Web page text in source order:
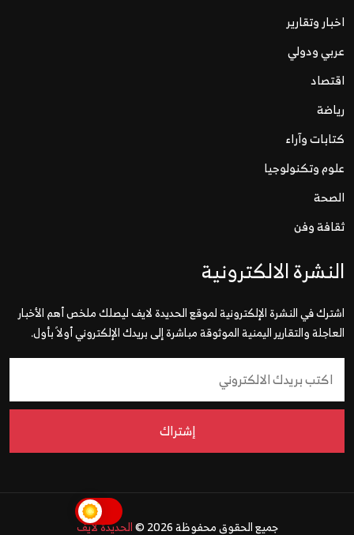
اخبار وتقارير
عربي ودولي
اقتصاد
رياضة
كتابات وآراء
علوم وتكنولوجيا
الصحة
ثقافة وفن
النشرة الالكترونية
اشترك في النشرة الإلكترونية لموقع الحديدة لايف ليصلك ملخص أهم الأخبار
العاجلة والتقارير اليمنية الموثوقة مباشرة إلى بريدك الإلكتروني أولاً بأول.
إشتراك
جميع الحقوق محفوظة 2026 © الحديدة لايف